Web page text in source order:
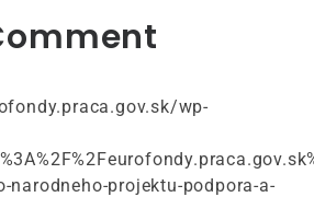
wp-
narodneho-projektu-podpora-a-